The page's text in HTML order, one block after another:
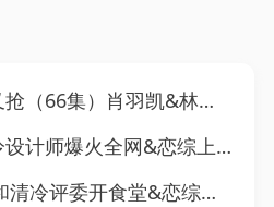
66集）肖羽凯&林一允
综上我和清冷设计师爆火全网（63集）AI短剧
综不炒CP我和清冷评委开食堂（64集）AI短剧